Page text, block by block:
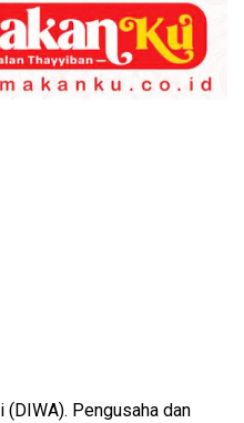
(DIWA). Pengusaha dan